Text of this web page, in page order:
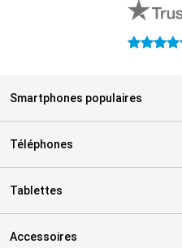
4.6 étoiles
Smartphones populaires
Téléphones
Tablettes
Accessoires